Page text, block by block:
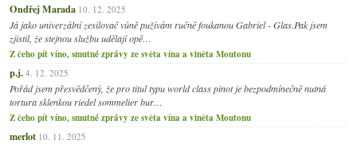
Ondřej Marada 10. 12. 2025
Já jako univerzální zesilovač vůně pužívám ručně foukanou Gabriel - Glas.Pak jsem
zjistil, že stejnou službu udělají opě…
Z čeho pít víno, smutné zprávy ze světa vína a viněta Moutonu
p.j. 4. 12. 2025
Pořád jsem přesvědčený, že pro titul typu world class pinot je bezpodmínečně nutná
tortura sklenkou riedel sommelier bur…
Z čeho pít víno, smutné zprávy ze světa vína a viněta Moutonu
merlot 10. 11. 2025